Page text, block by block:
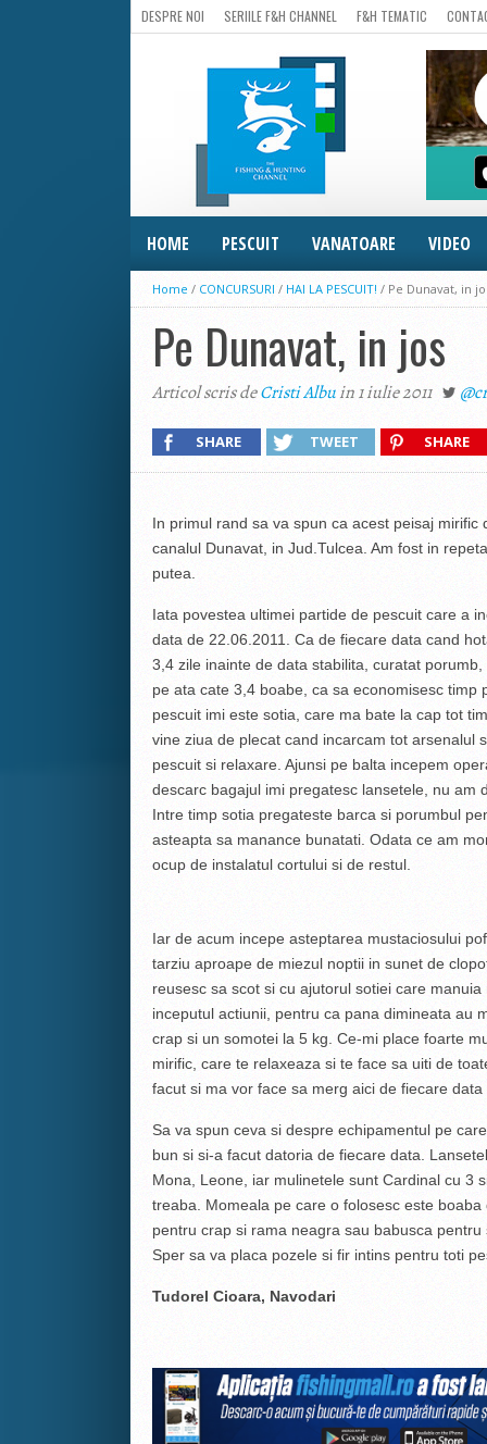
DESPRE NOI SERIILE F&H CHANNEL F&H TEMATIC
HOME PESCUIT VANATOARE VIDEO
Home / CONCURSURI / HAI LA PESCUIT! / Pe Dunavat, in
Pe Dunavat, in jos
Articol scris deCristi Albuin 1 iulie 2011
SHARE TWEET SHARE
In primul rand sa va spun ca acest peisaj
canalul Dunavat, in Jud.Tulcea. Am fost in
putea.
Iata povestea ultimei partide de pescuit care a
data de 22.06.2011. Ca de fiecare data cand
3,4 zile inainte de data stabilita, curatat
pe ata cate 3,4 boabe, ca sa economisesc
pescuit imi este sotia, care ma bate la cap tot
vine ziua de plecat cand incarcam tot arsenalul
pescuit si relaxare. Ajunsi pe balta incepem
descarc bagajul imi pregatesc lansetele, nu am
Intre timp sotia pregateste barca si porumbul
asteapta sa manance bunatati. Odata ce am
ocup de instalatul cortului si de restul.
Iar de acum incepe asteptarea mustaciosului
tarziu aproape de miezul noptii in sunet de
reusesc sa scot si cu ajutorul sotiei care
inceputul actiunii, pentru ca pana dimineata au
crap si un somotei la 5 kg. Ce-mi place foarte
mirific, care te relaxeaza si te face sa uiti de
facut si ma vor face sa merg aici de fiecare
Sa va spun ceva si despre echipamentul pe
bun si si-a facut datoria de fiecare data.
Mona, Leone, iar mulinetele sunt Cardinal cu 3
treaba. Momeala pe care o folosesc este
pentru crap si rama neagra sau babusca pentru
Sper sa va placa pozele si fir intins pentru toti
Tudorel Cioara, Navodari